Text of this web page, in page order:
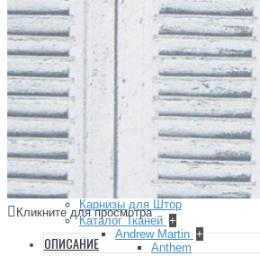
Базовая коллекция
Барокко
Сад Шинуазри
Царскосельский Рококо
Хайвуд (HIWOOD) —
Hiwood Decor
ХАЙВУД (HIWOOD)
+
КЛЕЙ | ИНСТРУМЕНТЫ
ТКАНИ
Карнизы для Штор
Каталог Тканей +
Andrew Martin +
Anthem
Кликните для просмотра
ОПИСАНИЕ